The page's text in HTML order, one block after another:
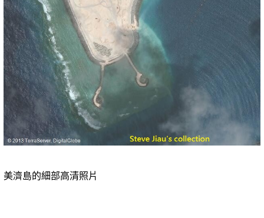
美濟島的細部高清照片